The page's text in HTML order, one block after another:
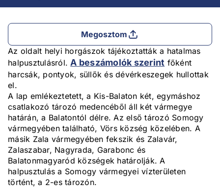
Megosztom
Az oldalt helyi horgászok tájékoztatták a hatalmas
halpusztulásról.A beszámolók szerint főként
harcsák, pontyok, süllők és dévérkeszegek hullottak
el.
A lap emlékeztetett, a Kis-Balaton két, egymáshoz
csatlakozó tározó medencéből áll két vármegye
határán, a Balatontól délre. Az első tározó Somogy
vármegyében található, Vörs község közelében. A
másik Zala vármegyében fekszik és Zalavár,
Zalaszabar, Nagyrada, Garabonc és
Balatonmagyaród községek határolják. A
halpusztulás a Somogy vármegyei vízterületen
történt, a 2-es tározón.